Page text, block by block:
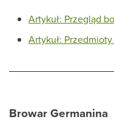
Artykuł: Przegląd
Artykuł:
Browar Germanina